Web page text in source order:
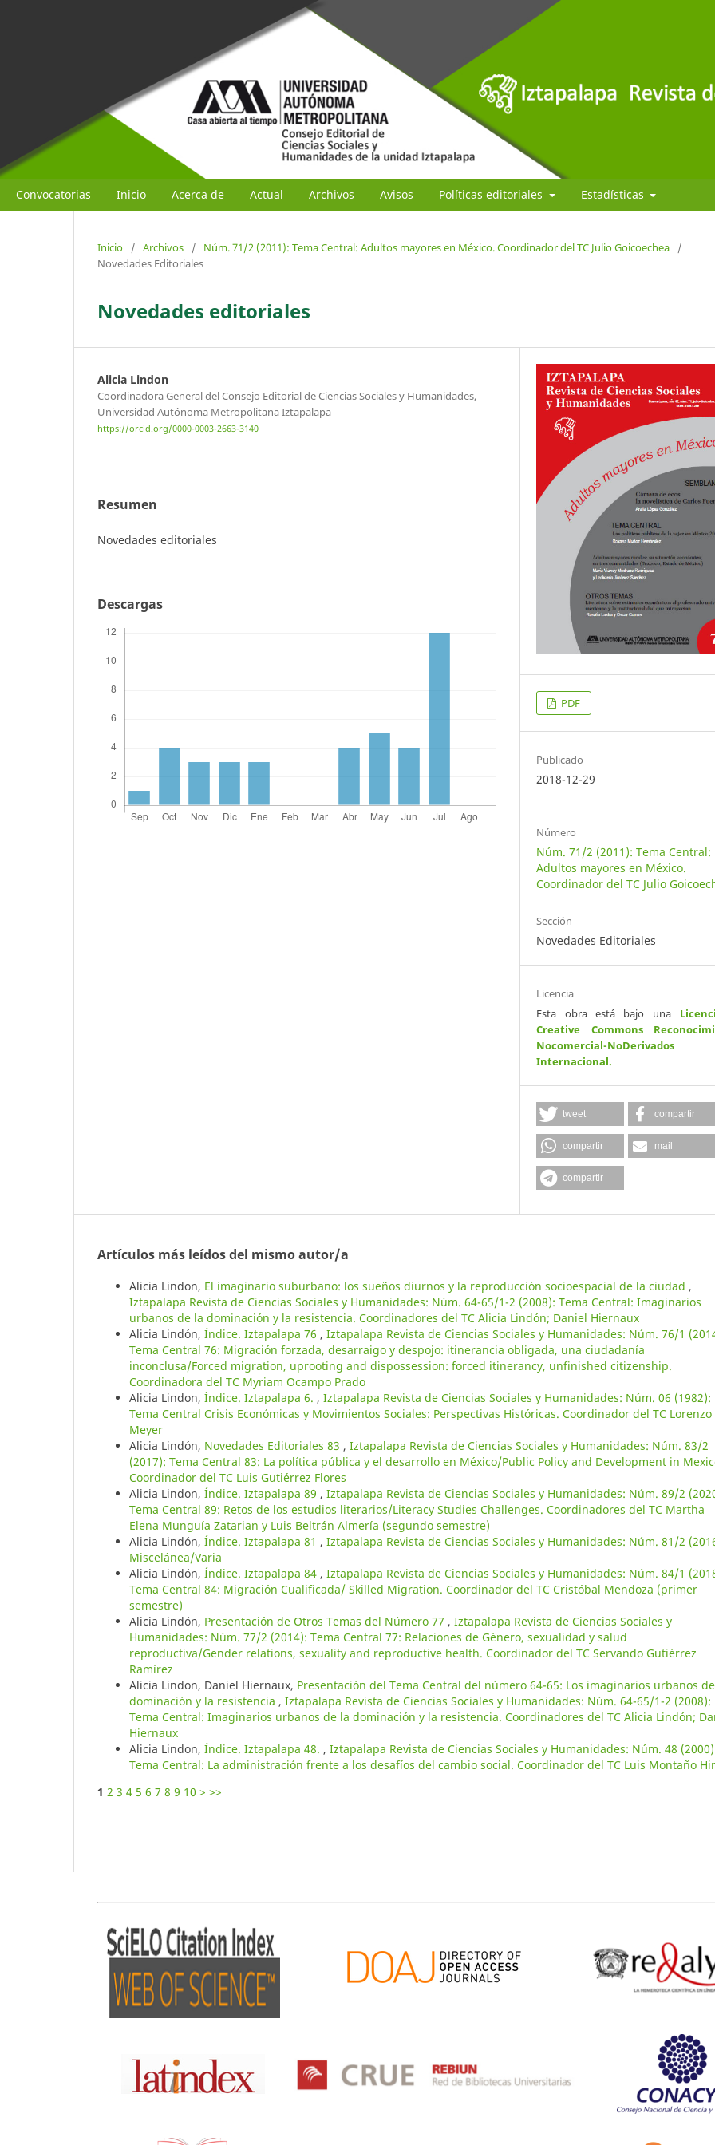
Convocatorias Inicio Acerca de Actual Archivos Avisos Políticas editoriales Estadísticas
Inicio / Archivos / Núm. 71/2 (2011): Tema Central: Adultos mayores en México. Coordinador del TC Julio Goicoechea
/
Novedades Editoriales
Novedades editoriales
Alicia Lindon
Coordinadora General del Consejo Editorial de Ciencias Sociales y Humanidades,
Universidad Autónoma Metropolitana Iztapalapa
https://orcid.org/0000-0003-2663-3140
Resumen
Novedades editoriales
Descargas
PDF
Publicado
2018-12-29
Número
Núm. 71/2 (2011): Tema Central:
Adultos mayores en México.
Coordinador del TC Julio
Sección
Novedades Editoriales
Licencia
Esta obra está bajo una
Creative Commons
Nocomercial-
Internacional.
tweet compartir
compartir mail
compartir
Artículos más leídos del mismo autor/a
Alicia Lindon, El imaginario suburbano: los sueños diurnos y la reproducción socioespacial de la ciudad ,
Iztapalapa Revista de Ciencias Sociales y Humanidades: Núm. 64-65/1-2 (2008): Tema Central: Imaginarios
urbanos de la dominación y la resistencia. Coordinadores del TC Alicia Lindón; Daniel Hiernaux
Alicia Lindón, Índice. Iztapalapa 76 , Iztapalapa Revista de Ciencias Sociales y Humanidades: Núm. 76/1
Tema Central 76: Migración forzada, desarraigo y despojo: itinerancia obligada, una ciudadanía
inconclusa/Forced migration, uprooting and dispossession: forced itinerancy, unfinished citizenship.
Coordinadora del TC Myriam Ocampo Prado
Alicia Lindon, Índice. Iztapalapa 6. , Iztapalapa Revista de Ciencias Sociales y Humanidades: Núm. 06 (1982):
Tema Central Crisis Económicas y Movimientos Sociales: Perspectivas Históricas. Coordinador del TC Lorenzo
Meyer
Alicia Lindón, Novedades Editoriales 83 , Iztapalapa Revista de Ciencias Sociales y Humanidades: Núm. 83/2
(2017): Tema Central 83: La política pública y el desarrollo en México/Public Policy and Development in
Coordinador del TC Luis Gutiérrez Flores
Alicia Lindon, Índice. Iztapalapa 89 , Iztapalapa Revista de Ciencias Sociales y Humanidades: Núm. 89/2
Tema Central 89: Retos de los estudios literarios/Literacy Studies Challenges. Coordinadores del TC Martha
Elena Munguía Zatarian y Luis Beltrán Almería (segundo semestre)
Alicia Lindón, Índice. Iztapalapa 81 , Iztapalapa Revista de Ciencias Sociales y Humanidades: Núm. 81/2
Miscelánea/Varia
Alicia Lindón, Índice. Iztapalapa 84 , Iztapalapa Revista de Ciencias Sociales y Humanidades: Núm. 84/1
Tema Central 84: Migración Cualificada/ Skilled Migration. Coordinador del TC Cristóbal Mendoza (primer
semestre)
Alicia Lindón, Presentación de Otros Temas del Número 77 , Iztapalapa Revista de Ciencias Sociales y
Humanidades: Núm. 77/2 (2014): Tema Central 77: Relaciones de Género, sexualidad y salud
reproductiva/Gender relations, sexuality and reproductive health. Coordinador del TC Servando Gutiérrez
Ramírez
Alicia Lindon, Daniel Hiernaux, Presentación del Tema Central del número 64-65: Los imaginarios urbanos
dominación y la resistencia , Iztapalapa Revista de Ciencias Sociales y Humanidades: Núm. 64-65/1-2 (2008):
Tema Central: Imaginarios urbanos de la dominación y la resistencia. Coordinadores del TC Alicia Lindón;
Hiernaux
Alicia Lindon, Índice. Iztapalapa 48. , Iztapalapa Revista de Ciencias Sociales y Humanidades: Núm. 48
Tema Central: La administración frente a los desafíos del cambio social. Coordinador del TC Luis Montaño
1 2 3 4 5 6 7 8 9 10 > >>